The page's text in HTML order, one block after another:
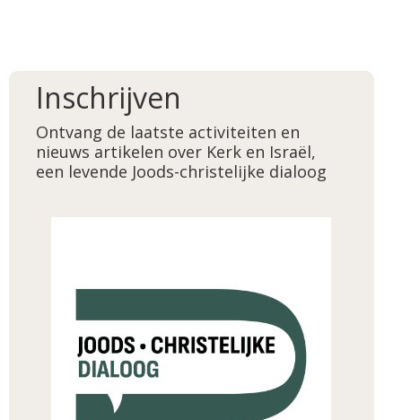
Inschrijven
Ontvang de laatste activiteiten en
nieuws artikelen over Kerk en Israël,
een levende Joods-christelijke dialoog